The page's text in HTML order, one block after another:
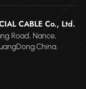
CABLE Co., Ltd.
Road, Nance,